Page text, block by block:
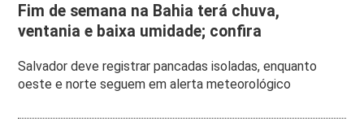
Fim de semana na Bahia terá chuva,
ventania e baixa umidade; confira
Salvador deve registrar pancadas isoladas, enquanto
oeste e norte seguem em alerta meteorológico